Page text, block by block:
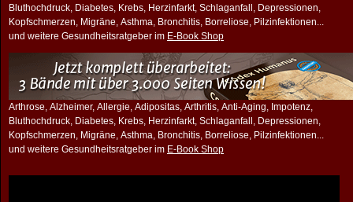
Bluthochdruck, Diabetes, Krebs, Herzinfarkt, Schlaganfall, Depressionen,
Kopfschmerzen, Migräne, Asthma, Bronchitis, Borreliose, Pilzinfektionen...
und weitere Gesundheitsratgeber im E-Book Shop
Arthrose, Alzheimer, Allergie, Adipositas, Arthritis, Anti-Aging, Impotenz,
Bluthochdruck, Diabetes, Krebs, Herzinfarkt, Schlaganfall, Depressionen,
Kopfschmerzen, Migräne, Asthma, Bronchitis, Borreliose, Pilzinfektionen...
und weitere Gesundheitsratgeber im E-Book Shop